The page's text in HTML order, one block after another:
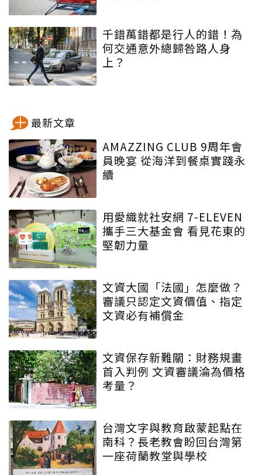
千錯萬錯都是行人的錯！為
何交通意外總歸咎路人身
上？
最新文章
AMAZZING CLUB 9周年會
員晚宴 從海洋到餐桌實踐永
續
用愛織就社安網 7-ELEVEN
攜手三大基金會 看見花東的
堅韌力量
文資大國「法國」怎麼做？
審議只認定文資價值、指定
文資必有補償金
文資保存新難關：財務規畫
首入判例 文資審議淪為價格
考量？
台灣文字與教育啟蒙起點在
南科？長老教會盼回台灣第
一座荷蘭教堂與學校